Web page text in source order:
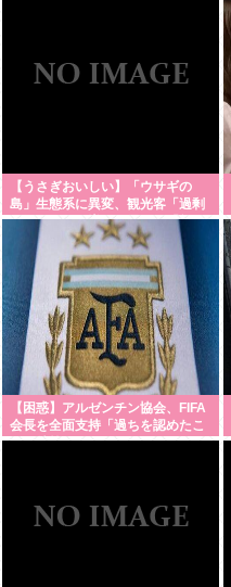
【うさぎおいしい】「ウサギの
島」生態系に異変、観光客「過剰
な餌やり」で増えた思わぬ「敵」
…ウサギ襲い口でくわえる姿も
大久野島
【困惑】アルゼンチン協会、FIFA
会長を全面支持「過ちを認めたこ
とは特筆すべき」